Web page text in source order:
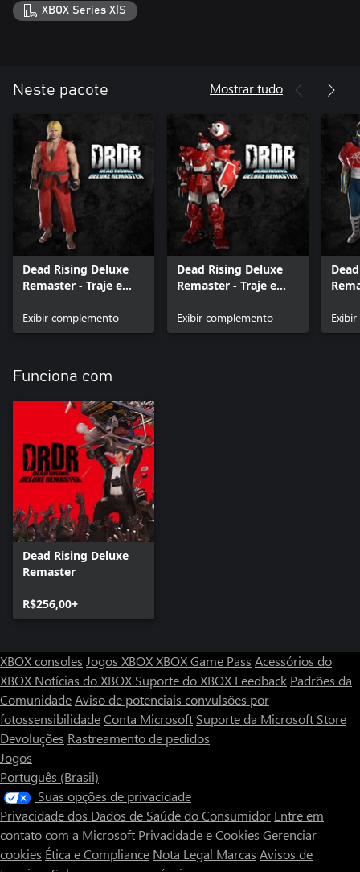
*Este conteúdo também está incluido em um pacote vendido
XBOX Series X|S
Neste pacote Mostrar tudo
Dead Rising Deluxe
Remaster - Traje e
Exibir complemento
Dead Rising Deluxe
Remaster - Traje e
Exibir complemento
Funciona com
Dead Rising Deluxe
Remaster
R$256,00+
XBOX consoles Jogos XBOXXBOX Game Pass Acessórios do
XBOX Notícias do XBOX Suporte do XBOX Feedback Padrões da
ComunidadeAviso de potenciais convulsões por
fotossensibilidadeConta Microsoft Suporte da Microsoft Store
Devoluções Rastreamento de pedidos
Jogos
Português (Brasil)
Suas opções de privacidade
Privacidade dos Dados de Saúde do Consumidor Entre em
contato com a Microsoft Privacidade e Cookies Gerenciar
cookies Ética e Compliance Nota Legal Marcas Avisos de